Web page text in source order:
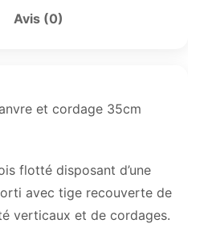
Avis (0)
et cordage 35cm
flotté disposant d’une
avec tige recouverte de
verticaux et de cordages.